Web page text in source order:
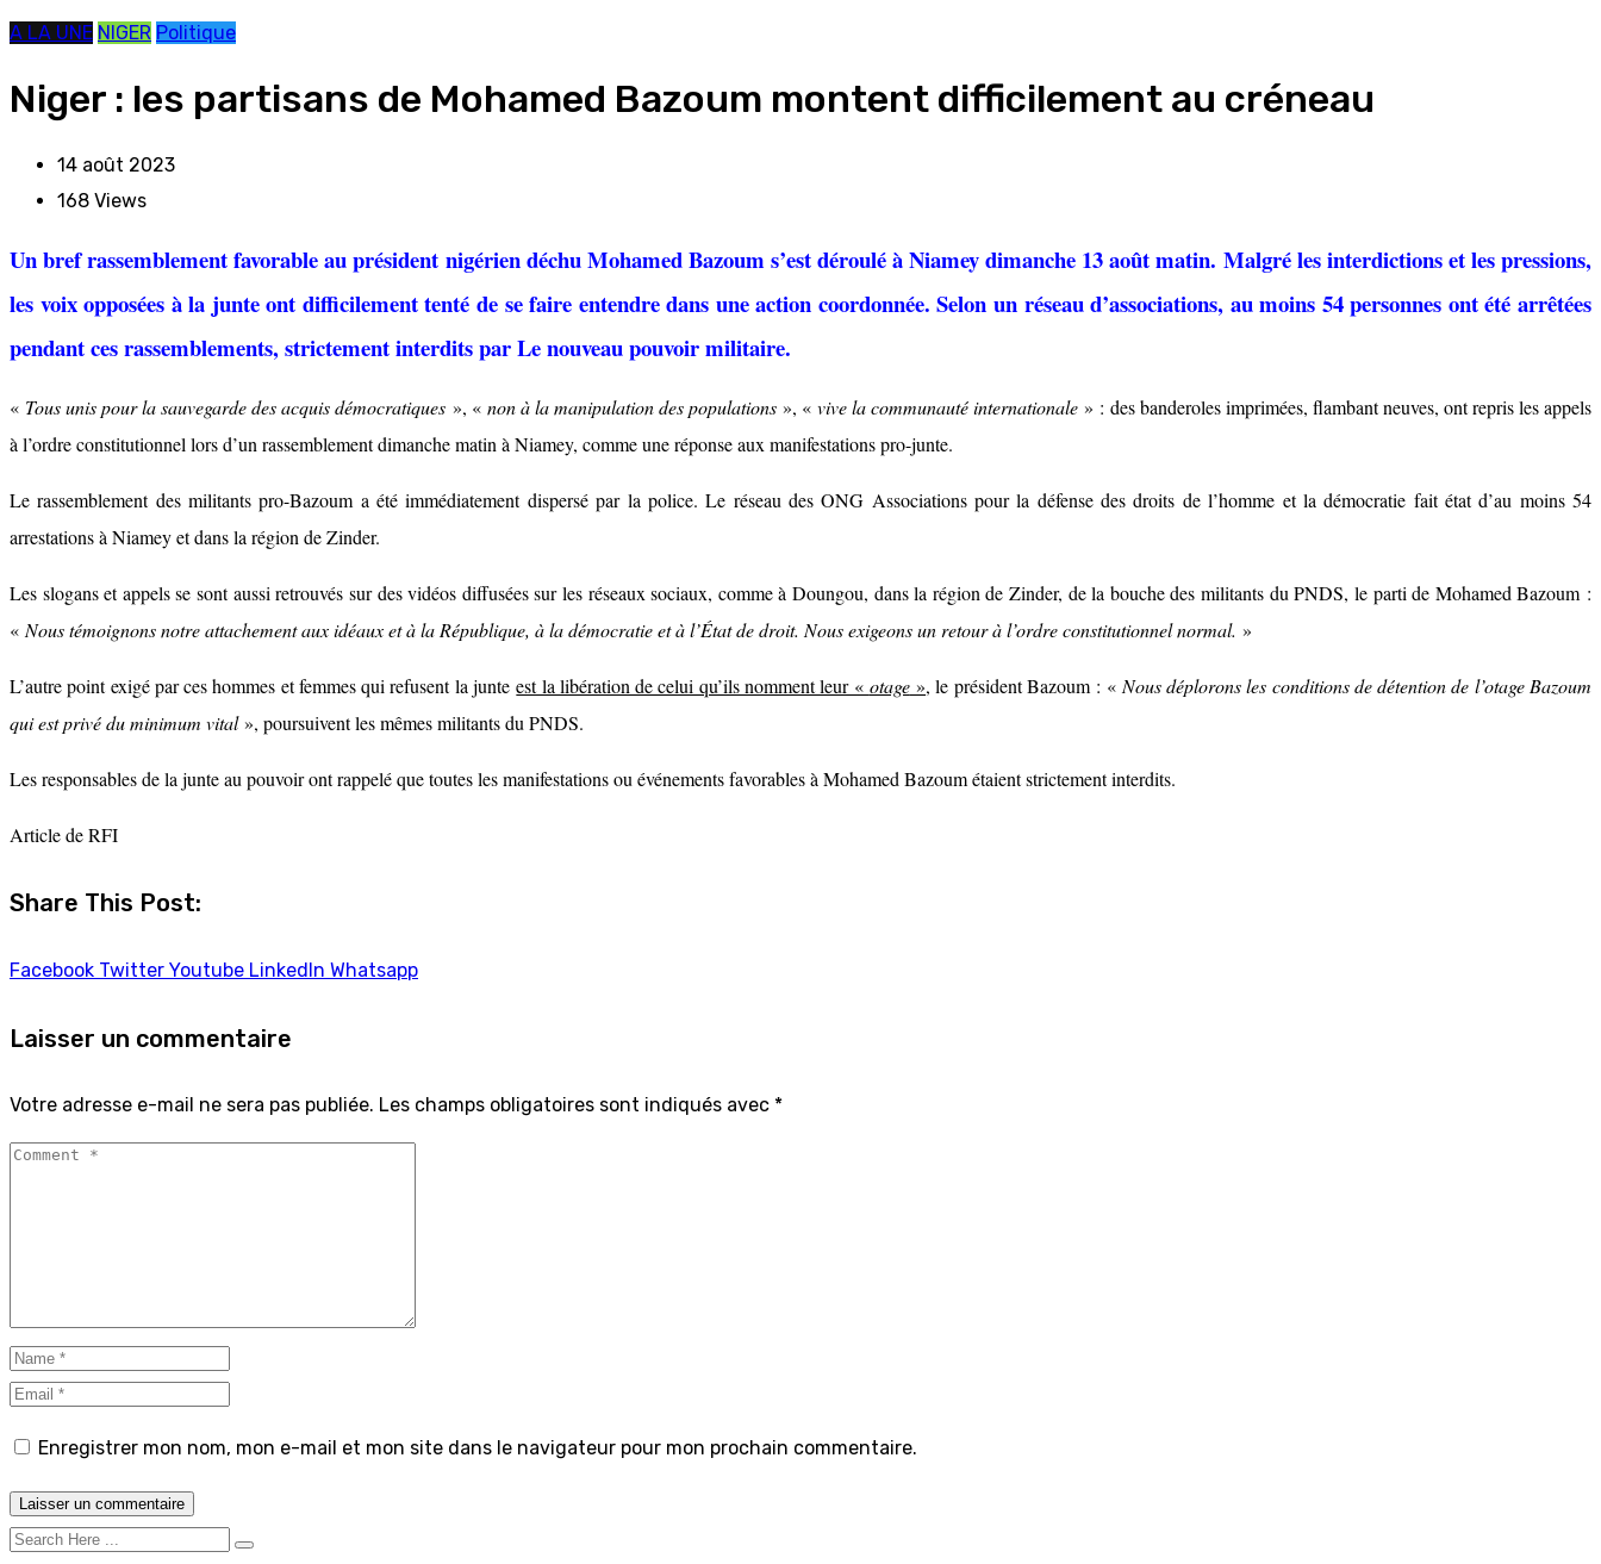
A LA UNE NIGER Politique
Niger : les partisans de Mohamed Bazoum montent difficilement au créneau
14 août 2023
168 Views
Un bref rassemblement favorable au président nigérien déchu Mohamed Bazoum s’est déroulé à Niamey dimanche 13 août matin. Malgré les interdictions et les pressions,
les voix opposées à la junte ont difficilement tenté de se faire entendre dans une action coordonnée. Selon un réseau d’associations, au moins 54 personnes ont été arrêtées
pendant ces rassemblements, strictement interdits par Le nouveau pouvoir militaire.
« Tous unis pour la sauvegarde des acquis démocratiques », « non à la manipulation des populations », «vive la communauté internationale » : des banderoles imprimées, flambant neuves, ont repris les appels
à l’ordre constitutionnel lors d’un rassemblement dimanche matin à Niamey, comme une réponse aux manifestations pro-junte.
Le rassemblement des militants pro-Bazoum a été immédiatement dispersé par la police. Le réseau des ONG Associations pour la défense des droits de l’homme et la démocratie fait état d’au moins 54
arrestations à Niamey et dans la région de Zinder.
Les slogans et appels se sont aussi retrouvés sur des vidéos diffusées sur les réseaux sociaux, comme à Doungou, dans la région de Zinder, de la bouche des militants du PNDS, le parti de Mohamed Bazoum :
« Nous témoignons notre attachement aux idéaux et à la République, à la démocratie et à l’État de droit. Nous exigeons un retour à l’ordre constitutionnel normal. »
L’autre point exigé par ces hommes et femmes qui refusent la junteest la libération de celui qu’ils nomment leur « otage», le président Bazoum : « Nous déplorons les conditions de détention de l’otage Bazoum
qui est privé du minimum vital», poursuivent les mêmes militants du PNDS.
Les responsables de la junte au pouvoir ont rappelé que toutes les manifestations ou événements favorables à Mohamed Bazoum étaient strictement interdits.
Article de RFI
Share This Post:
Facebook Twitter Youtube LinkedIn Whatsapp
Laisser un commentaire
Votre adresse e-mail ne sera pas publiée. Les champs obligatoires sont indiqués avec *
Enregistrer mon nom, mon e-mail et mon site dans le navigateur pour mon prochain commentaire.